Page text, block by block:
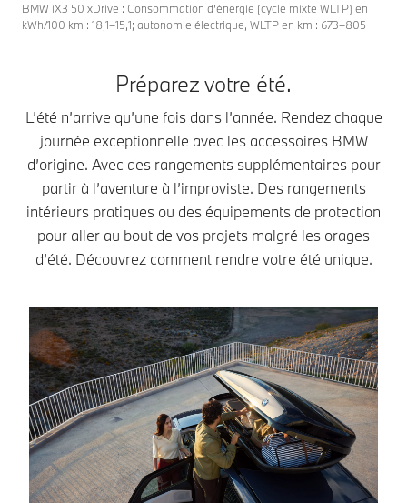
BMW iX3 50 xDrive : Consommation d’énergie (cycle mixte WLTP) en
kWh/100 km : 18,1–15,1; autonomie électrique, WLTP en km : 673–805
Préparez votre été.
L’été n’arrive qu’une fois dans l’année. Rendez chaque
journée exceptionnelle avec les accessoires BMW
d’origine. Avec des rangements supplémentaires pour
partir à l’aventure à l’improviste. Des rangements
intérieurs pratiques ou des équipements de protection
pour aller au bout de vos projets malgré les orages
d’été. Découvrez comment rendre votre été unique.